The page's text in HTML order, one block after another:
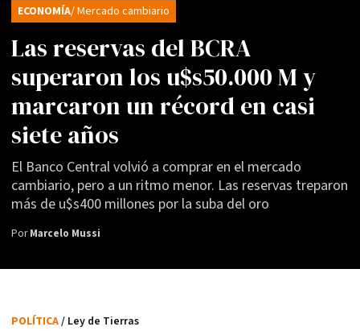
Las reservas del BCRA
superaron los u$s50.000 M y
marcaron un récord en casi
siete años
El Banco Central volvió a comprar en el mercado
cambiario, pero a un ritmo menor. Las reservas treparon
más de u$s400 millones por la suba del oro
ECONOMÍA/ Mercado cambiario
PorMarcelo Mussi
POLÍTICA/ Ley de Tierras